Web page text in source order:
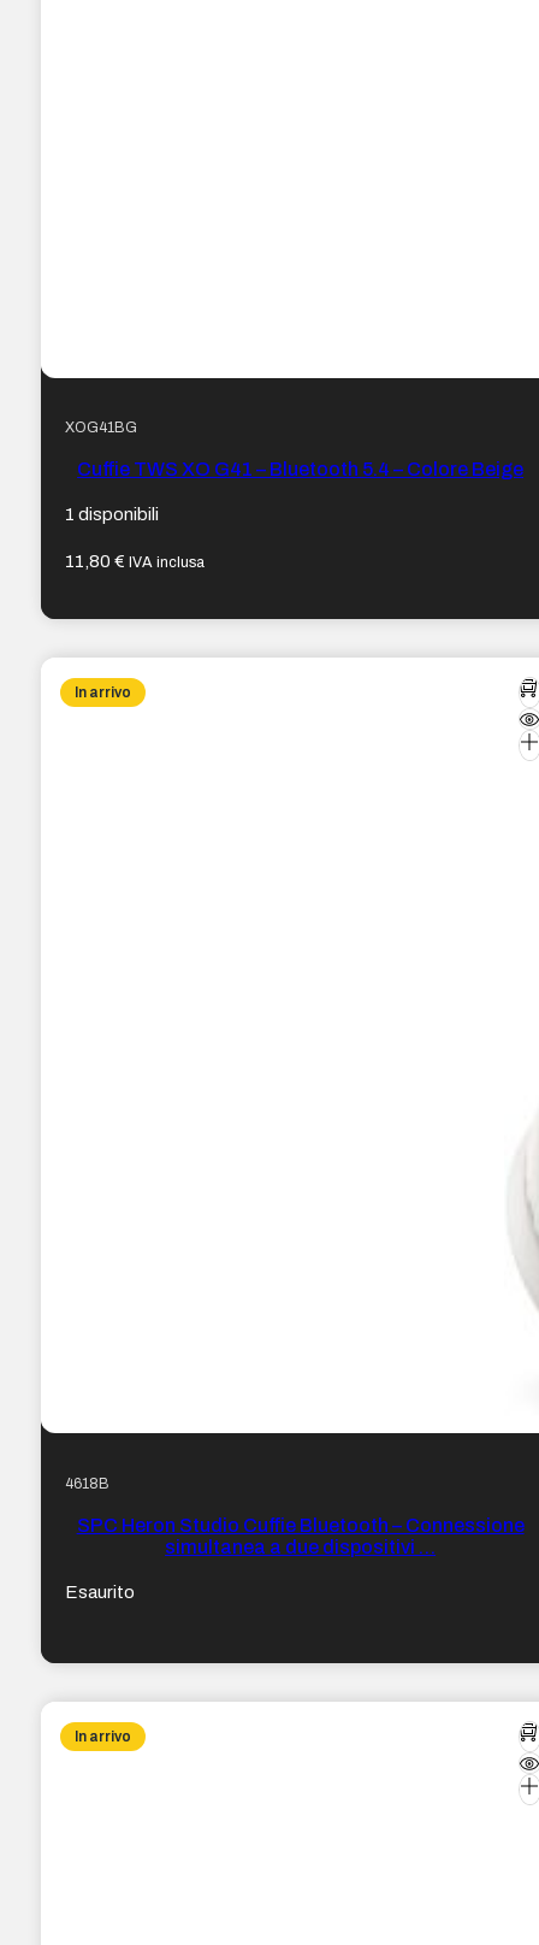
XOG41BG
Cuffie TWS XO G41 – Bluetooth 5.4 – Colore Beige
1 disponibili
11,80€ IVA inclusa
In arrivo
4618B
SPC Heron Studio Cuffie Bluetooth – Connessione
simultanea a due dispositivi …
Esaurito
In arrivo